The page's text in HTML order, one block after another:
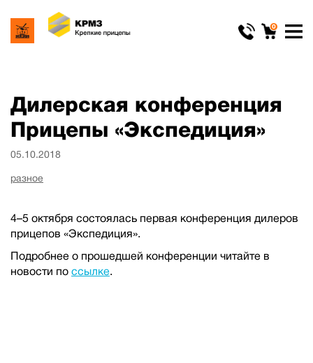
0
Дилерская конференция
Прицепы «Экспедиция»
05.10.2018
разное
4–5 октября состоялась первая конференция дилеров
прицепов «Экспедиция».
Подробнее о прошедшей конференции читайте в
новости по ссылке.